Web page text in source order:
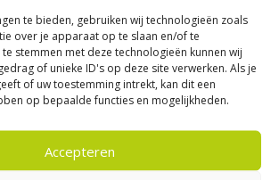
te bieden, gebruiken wij technologieën zoals
over je apparaat op te slaan en/of te
stemmen met deze technologieën kunnen wij
of unieke ID's op deze site verwerken. Als je
of uw toestemming intrekt, kan dit een
op bepaalde functies en mogelijkheden.
Accepteren
stone Sand 80×80
76,00 per m²
NIEUW!